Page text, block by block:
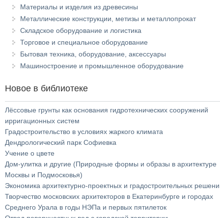
Материалы и изделия из древесины
Металлические конструкции, метизы и металлопрокат
Складское оборудование и логистика
Торговое и специальное оборудование
Бытовая техника, оборудование, аксессуары
Машиностроение и промышленное оборудование
Новое в библиотеке
Лёссовые грунты как основания гидротехнических сооружений
ирригационных систем
Градостроительство в условиях жаркого климата
Дендрологический парк Софиевка
Учение о цвете
Дом-улитка и другие (Природные формы и образы в архитектуре
Москвы и Подмосковья)
Экономика архитектурно-проектных и градостроительных
Творчество московских архитекторов в Екатеринбурге и городах
Среднего Урала в годы НЭПа и первых пятилеток